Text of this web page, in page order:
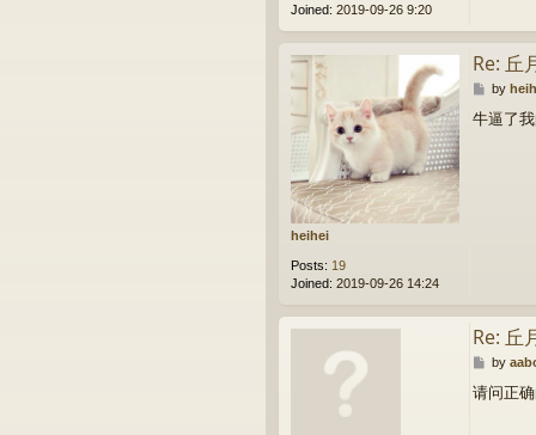
Joined: 2019-09-26 9:20
heihei
Posts: 19
Joined: 2019-09-26 14:24
Re: 丘
P
s
by
牛逼了
Re: 丘
P
s
by
请问正